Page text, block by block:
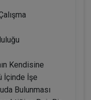
Kendisine
İçinde İşe
Bulunması